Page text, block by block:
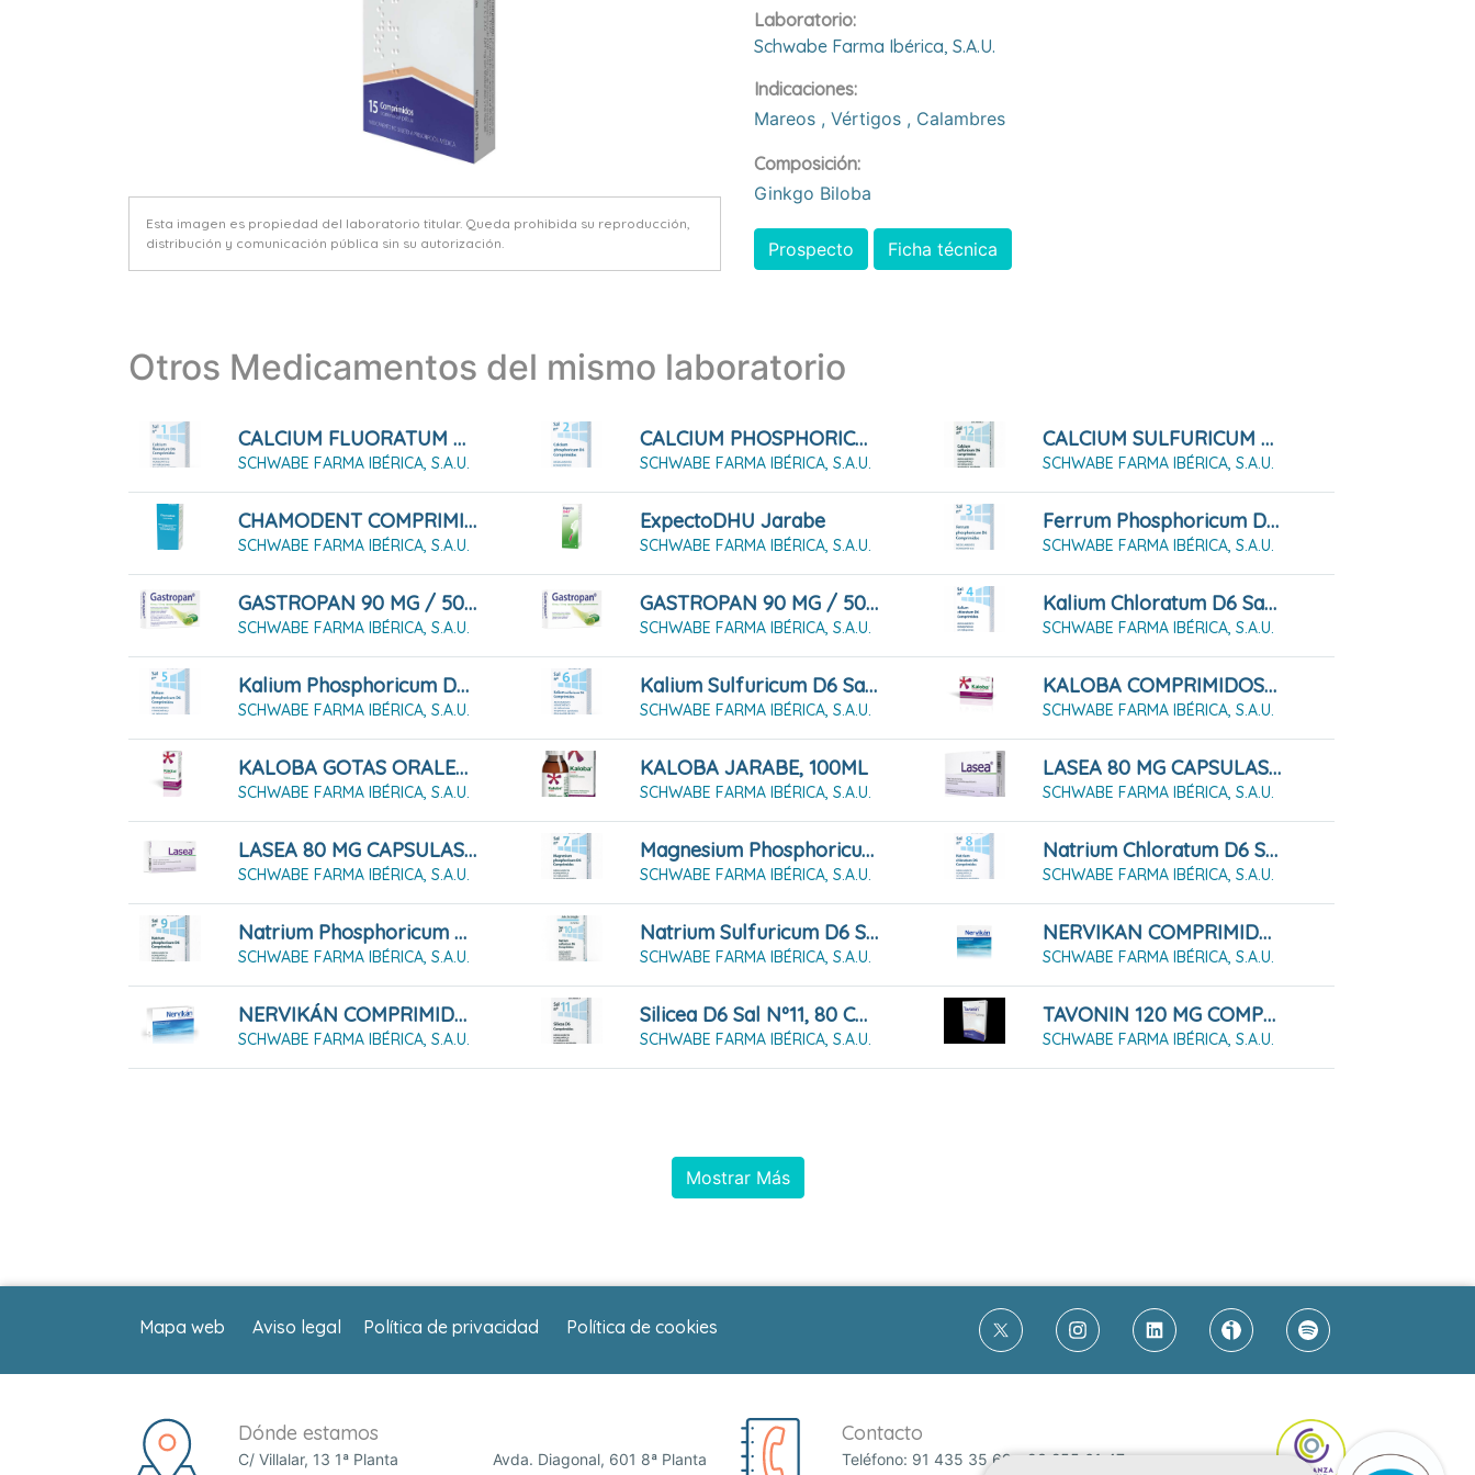
Esta imagen es propiedad del laboratorio titular. Queda prohibida su reproducción,
distribución y comunicación pública sin su autorización.
Laboratorio:
Schwabe Farma Ibérica, S.a.u.
Indicaciones:
Mareos , Vértigos , Calambres
Composición:
Ginkgo Biloba
Prospecto Ficha técnica
Otros Medicamentos del mismo laboratorio
CALCIUM FLUORATUM D6 SAL Nº 1, 80 COMPRIMIDOS
SCHWABE FARMA IBÉRICA, S.A.U.
CALCIUM PHOSPHORICUM D6 SAL Nº 2, 80 COMPRIMIDOS
SCHWABE FARMA IBÉRICA, S.A.U.
CALCIUM SULFURICUM D6 SAL Nº 12, 80 COMPRIMIDOS
SCHWABE FARMA IBÉRICA, S.A.U.
CHAMODENT COMPRIMIDOS
SCHWABE FARMA IBÉRICA, S.A.U.
ExpectoDHU Jarabe
SCHWABE FARMA IBÉRICA, S.A.U.
Ferrum Phosphoricum D6 Sal Nº 3, 80 Comprimidos
SCHWABE FARMA IBÉRICA, S.A.U.
GASTROPAN 90 MG / 50 MG CÁPSULAS BLANDAS GASTRORRESISTENTES 14 CÁPSULAS
SCHWABE FARMA IBÉRICA, S.A.U.
GASTROPAN 90 MG / 50 MG CÁPSULAS BLANDAS GASTRORRESISTENTES 42 CÁPSULAS
SCHWABE FARMA IBÉRICA, S.A.U.
Kalium Chloratum D6 Sal Nº4, 80 Comprimidos
SCHWABE FARMA IBÉRICA, S.A.U.
Kalium Phosphoricum D6 Sal Nº5, 80 Comprimidos
SCHWABE FARMA IBÉRICA, S.A.U.
Kalium Sulfuricum D6 Sal Nº6, 80 Comprimidos
SCHWABE FARMA IBÉRICA, S.A.U.
KALOBA COMPRIMIDOS RECUBIERTOS CON PELÍCULA
SCHWABE FARMA IBÉRICA, S.A.U.
KALOBA GOTAS ORALES 50 ML
SCHWABE FARMA IBÉRICA, S.A.U.
KALOBA JARABE, 100ML
SCHWABE FARMA IBÉRICA, S.A.U.
LASEA 80 MG CAPSULAS BLANDAS, 28 Cápsulas
SCHWABE FARMA IBÉRICA, S.A.U.
LASEA 80 MG CAPSULAS BLANDAS, 56 Cápsulas
SCHWABE FARMA IBÉRICA, S.A.U.
Magnesium Phosphoricum D6 Sal Nº 7, 80 Comprimidos
SCHWABE FARMA IBÉRICA, S.A.U.
Natrium Chloratum D6 Sal Nº8, 80 Comprimidos
SCHWABE FARMA IBÉRICA, S.A.U.
Natrium Phosphoricum D6 Sal Nº9, 80 Comprimidos
SCHWABE FARMA IBÉRICA, S.A.U.
Natrium Sulfuricum D6 Sal Nº10, 80 Comprimidos
SCHWABE FARMA IBÉRICA, S.A.U.
NERVIKAN COMPRIMIDOS RECUBIERTOS
SCHWABE FARMA IBÉRICA, S.A.U.
NERVIKÁN COMPRIMIDOS RECUBIERTOS, 60 COMPRIMIDOS
SCHWABE FARMA IBÉRICA, S.A.U.
Silicea D6 Sal Nº11, 80 Comprimidos
SCHWABE FARMA IBÉRICA, S.A.U.
TAVONIN 120 MG COMPRIMIDOS, 30 Comprimidos
SCHWABE FARMA IBÉRICA, S.A.U.
Mostrar Más
Mapa web Aviso legal Política de privacidad Política de cookies
Dónde estamos
C/ Villalar, 13 1ª Planta
Avda. Diagonal, 601 8ª Planta
Contacto
Teléfono: 91 435 35 69
93 255 61 47